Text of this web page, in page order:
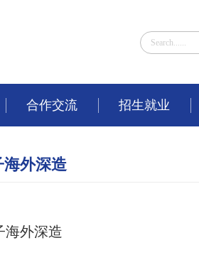
合作交流 招生就业
外深造
海外深造